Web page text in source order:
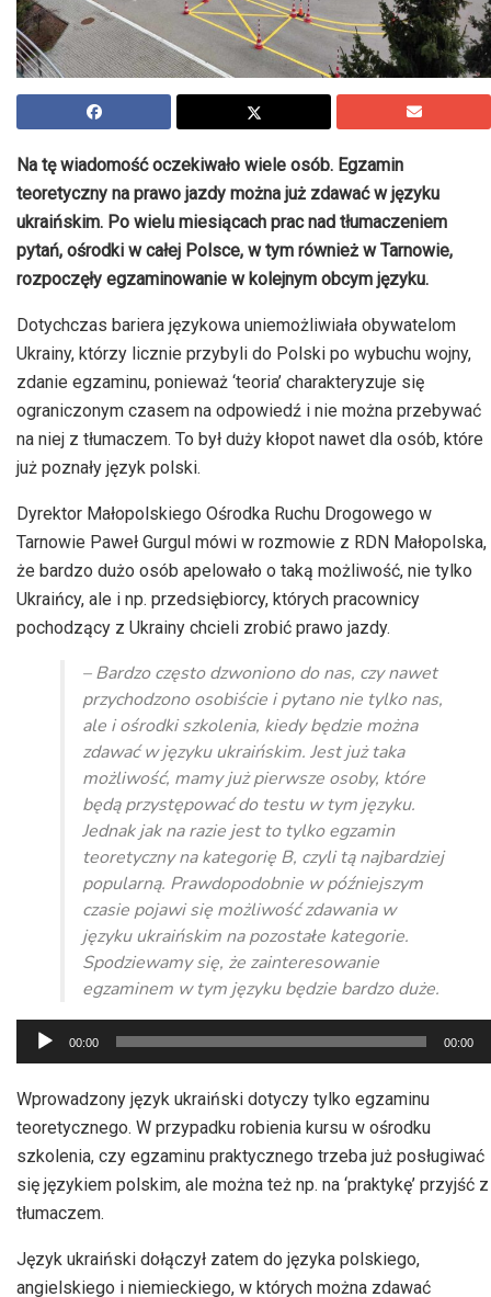
Na tę wiadomość oczekiwało wiele osób. Egzamin
teoretyczny na prawo jazdy można już zdawać w języku
ukraińskim. Po wielu miesiącach prac nad tłumaczeniem
pytań, ośrodki w całej Polsce, w tym również w Tarnowie,
rozpoczęły egzaminowanie w kolejnym obcym języku.
Dotychczas bariera językowa uniemożliwiała obywatelom
Ukrainy, którzy licznie przybyli do Polski po wybuchu wojny,
zdanie egzaminu, ponieważ ‘teoria’ charakteryzuje się
ograniczonym czasem na odpowiedź i nie można przebywać
na niej z tłumaczem. To był duży kłopot nawet dla osób, które
już poznały język polski.
Dyrektor Małopolskiego Ośrodka Ruchu Drogowego w
Tarnowie Paweł Gurgul mówi w rozmowie z RDN Małopolska,
że bardzo dużo osób apelowało o taką możliwość, nie tylko
Ukraińcy, ale i np. przedsiębiorcy, których pracownicy
pochodzący z Ukrainy chcieli zrobić prawo jazdy.
– Bardzo często dzwoniono do nas, czy nawet
przychodzono osobiście i pytano nie tylko nas,
ale i ośrodki szkolenia, kiedy będzie można
zdawać w języku ukraińskim. Jest już taka
możliwość, mamy już pierwsze osoby, które
będą przystępować do testu w tym języku.
Jednak jak na razie jest to tylko egzamin
teoretyczny na kategorię B, czyli tą najbardziej
popularną. Prawdopodobnie w późniejszym
czasie pojawi się możliwość zdawania w
języku ukraińskim na pozostałe kategorie.
Spodziewamy się, że zainteresowanie
egzaminem w tym języku będzie bardzo duże.
Odtwarzacz
plików
dźwiękowych
00:00 00:00
Wprowadzony język ukraiński dotyczy tylko egzaminu
teoretycznego. W przypadku robienia kursu w ośrodku
szkolenia, czy egzaminu praktycznego trzeba już posługiwać
się językiem polskim, ale można też np. na ‘praktykę’ przyjść z
tłumaczem.
Język ukraiński dołączył zatem do języka polskiego,
angielskiego i niemieckiego, w których można zdawać